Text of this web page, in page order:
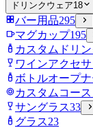
ドリンクウェア18
バー用品295
マグカップ195
カスタムドリ
ワインアクセ
ボトルオープ
カスタムコー
サングラス33
グラス23